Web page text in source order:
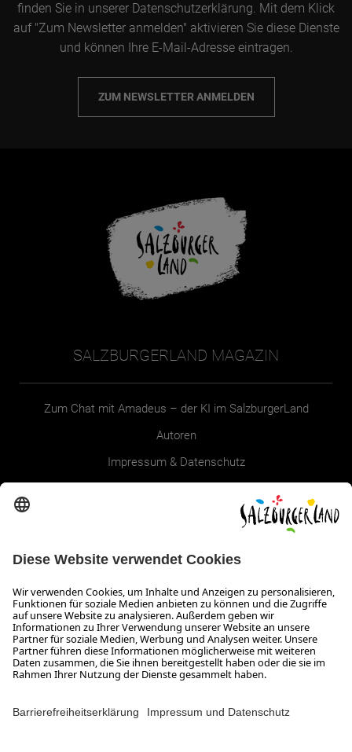
finden Sie in unserer Datenschutzerklärung. Mit dem Klick
auf "Zum Newsletter anmelden" aktivieren Sie diese Dienste
und können Ihre E-Mail-Adresse eintragen.
ZUM NEWSLETTER ANMELDEN
SALZBURGERLAND MAGAZIN
Zum Chat mit Amadeus – der KI im SalzburgerLand
Autoren
Impressum & Datenschutz
SALZBURGERLAND
Infos zum Urlaub im SalzburgerLand
Veranstaltungen im SalzburgerLand
Aktuelle Urlaubsangebote
Newsroom
Presse